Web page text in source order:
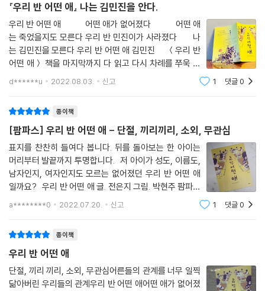
그렇게 만들어진 관계, 그 관계가 쌓이는 사회 속에서 과연 아이들은 괜찮
을지 생각하게 한다. 그런 사회 속에서 과연 ‘나’는 괜찮을지에 대해서 묻는
다. 그리고 어떤 애에게 아무 관심이 없던 아영이가 갑자기 ‘실종의 원인을
제공한 사람’처럼 되면서 위기감에 휩싸이는 부분에서 우리는 알 수 있다.
이런 사회에서는 ‘나’ 역시도 괜찮지 않다는 것을. 저자는 무관심이 만연한
교실에서 과연 ‘아무 말, 아무 행동’을 하지 않았다는 것만으로 다른 친구의
아가 우리가 정말 맺고 싶은 관계, 보고 싶은 교실 풍경이란 어떤 모습인지
를 생각해 보게 만든다. 또한 작더라도 함께 지내는 누군가, 다른 사람을 향
한 관심의 힘이 무척 중요하다는 것을 이야기한다. 나랑 친한 몇몇만이 인
간관계의 전부가 아니며 단절의 벽을 무너뜨리고 관심을 가지면 보이는 것
들에 대해 이야기하며 어린이 친구들에게 인간관계에 대한 다양한 생각거
리를 던져준다.
『우리 반 어떤 애』 나는 김민진을 안다.
우리 반 어떤 애 어떤 애가 없어졌다 어떤 애
는 죽었을지도 모른다 우리 반 민진이가 사라졌다 나
는 김민진을 모른다 우리 반 어떤 애 김민진 ＜우리 반
어떤 애＞ 책을 마지막까지 다 읽고 다시 차례를 쭈욱 살
펴보았다. 가슴이 시렸다. 글로 읽는 것만으로도, 상상해
d******u 2022.08.03. 신고 1 댓글0
종이책
[팜파스] 우리 반 어떤 애 - 단절, 끼리끼리, 소외, 무관심
표지를 찬찬히 들여다 봅니다. 뒤를 돌아보는 한 아이는
머리부터 발끝까지 투명합니다. 저 아이가 성도, 이름도,
남자인지, 여자인지도 모르는 없어졌던 우리 반 어떤 애
일까요? 우리 반 어떤 애 글. 전은지 그림. 박현주 팜파스
/ 2022.7.15. ＜우리 반 어떤 애＞ 차례 우리 반 어떤 애
a********0 2022.07.20. 신고 1 댓글0
종이책
우리 반 어떤 애
단절, 끼리 끼리, 소외, 무관심어른들의 관계를 너무 일찍
닮아버린 우리들의 관계우리 반 어떤 애어떤 애가 없어졌